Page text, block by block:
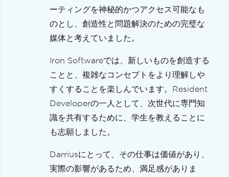
ーティングを神秘的かつアクセス可能なも
のとし、創造性と問題解決のための完璧な
媒体と考えていました。
Iron Softwareでは、新しいものを創造する
ことと、複雑なコンセプトをより理解しや
すくすることを楽しんでいます。Resident
Developerの一人として、次世代に専門知
識を共有するために、学生を教えることに
も志願しました。
Darriusにとって、その仕事は価値があり、
実際の影響があるため、満足感がありま